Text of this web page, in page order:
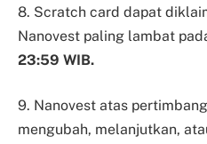
8. Scratch card dapat
Nanovest paling lambat
23:59 WIB.
9. Nanovest atas
mengubah, melanjutkan,